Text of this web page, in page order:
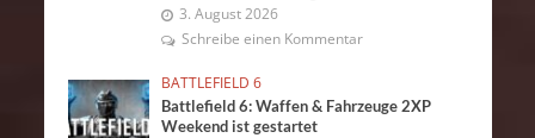
3. August 2026
Schreibe einen Kommentar
BATTLEFIELD 6
Battlefield 6: Waffen & Fahrzeuge 2XP
Weekend ist gestartet